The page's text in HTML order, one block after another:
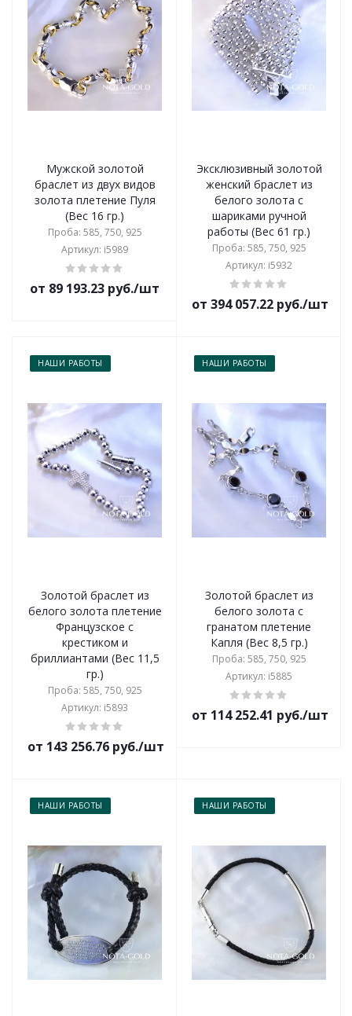
Мужской золотой
браслет из двух видов
золота плетение Пуля
(Вес 16 гр.)
Проба: 585, 750, 925
Артикул: i5989
от 89 193.23 руб./шт
Эксклюзивный золотой
женский браслет из
белого золота с
шариками ручной
работы (Вес 61 гр.)
Проба: 585, 750, 925
Артикул: i5932
от 394 057.22 руб./шт
НАШИ РАБОТЫ
Золотой браслет из
белого золота плетение
Французское с
крестиком и
бриллиантами (Вес 11,5
гр.)
Проба: 585, 750, 925
Артикул: i5893
от 143 256.76 руб./шт
НАШИ РАБОТЫ
Золотой браслет из
белого золота с
гранатом плетение
Капля (Вес 8,5 гр.)
Проба: 585, 750, 925
Артикул: i5885
от 114 252.41 руб./шт
НАШИ РАБОТЫ НАШИ РАБОТЫ